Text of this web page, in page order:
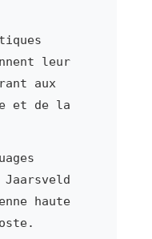
leur
aux
et de la
haute